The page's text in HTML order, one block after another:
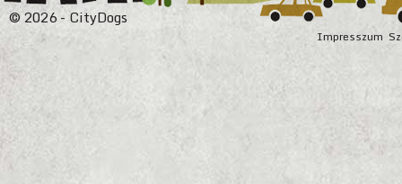
Impresszum
© 2026 - CityDogs